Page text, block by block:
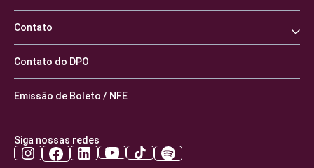
Contato
Contato do DPO
Emissão de Boleto / NFE
Siga nossas redes